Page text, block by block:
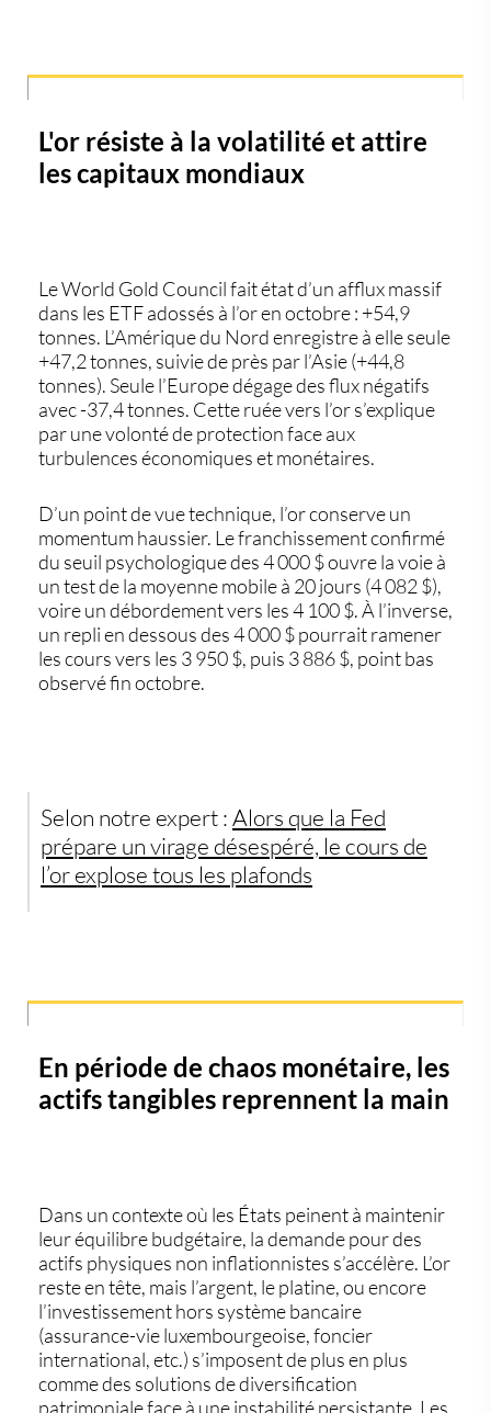
L'or résiste à la volatilité et attire
les capitaux mondiaux
LeWorld Gold Councilfait état d’un afflux massif
dans les ETF adossés à l’or en octobre : +54,9
tonnes. L’Amérique du Nord enregistre à elle seule
+47,2 tonnes, suivie de près par l’Asie (+44,8
tonnes). Seule l’Europe dégage des flux négatifs
avec -37,4 tonnes. Cette ruée vers l’or s’explique
par une volonté de protection face aux
turbulences économiques et monétaires.
D’un point de vue technique, l’or conserve un
momentum haussier. Le franchissement confirmé
du seuil psychologique des 4 000 $ ouvre la voie à
un test de la moyenne mobile à 20 jours (4 082 $),
voire un débordement vers les 4 100 $. À l’inverse,
un repli en dessous des 4 000 $ pourrait ramener
les cours vers les 3 950 $, puis 3 886 $, point bas
observé fin octobre.
Selon notre expert :Alors que la Fed
prépare un virage désespéré, le cours de
l’or explose tous les plafonds
En période de chaos monétaire, les
actifs tangibles reprennent la main
Dans un contexte où les États peinent à maintenir
leur équilibre budgétaire, la demande pour des
actifs physiques non inflationnistes s’accélère. L’or
reste en tête, mais l’argent, leplatine, ou encore
l’investissement hors système bancaire
(assurance-vie luxembourgeoise, foncier
international, etc.) s’imposent de plus en plus
comme des solutions de diversification
patrimonialeface à une instabilité persistante. Les